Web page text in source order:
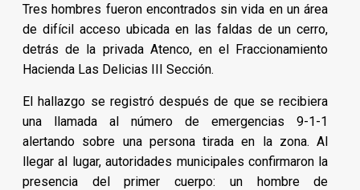
Tres hombres fueron encontrados sin vida en un área
de difícil acceso ubicada en las faldas de un cerro,
detrás de la privada Atenco, en el Fraccionamiento
Hacienda Las Delicias III Sección.
El hallazgo se registró después de que se recibiera
una llamada al número de emergencias 9-1-1
alertando sobre una persona tirada en la zona. Al
llegar al lugar, autoridades municipales confirmaron la
presencia del primer cuerpo: un hombre de